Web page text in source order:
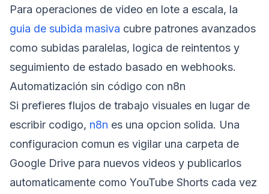
Para operaciones de video en lote a escala, la
guia de subida masiva cubre patrones avanzados
como subidas paralelas, logica de reintentos y
seguimiento de estado basado en webhooks.
Automatización sin código con n8n
Si prefieres flujos de trabajo visuales en lugar de
escribir codigo, n8n es una opcion solida. Una
configuracion comun es vigilar una carpeta de
Google Drive para nuevos videos y publicarlos
automaticamente como YouTube Shorts cada vez